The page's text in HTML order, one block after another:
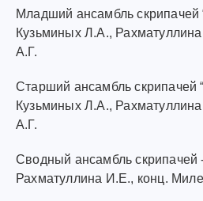
Младший ансамбль скрипачей
Кузьминых Л.А.,
А.Г.
Старший ансамбль скрипачей
Кузьминых Л.А.,
А.Г.
Сводный ансамбль скрипачей
Рахматуллина И.Е., конц.